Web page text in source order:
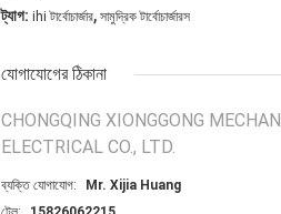
ট্যাগ: ihi টার্বোচার্জার, সামুদ্রিক টার্বোচার্জারস
যোগাযোগের ঠিকানা
CHONGQING XIONGGONG
ELECTRICAL CO., LTD.
ব্যক্তি যোগাযোগ:
Mr. Xijia Huang